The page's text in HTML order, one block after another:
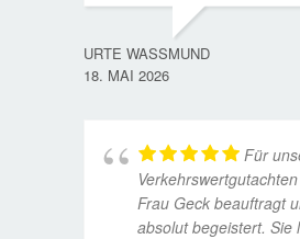
URTE WASSMUND
18. MAI 2026
Für
Frau Geck beauftragt
absolut begeistert. Sie